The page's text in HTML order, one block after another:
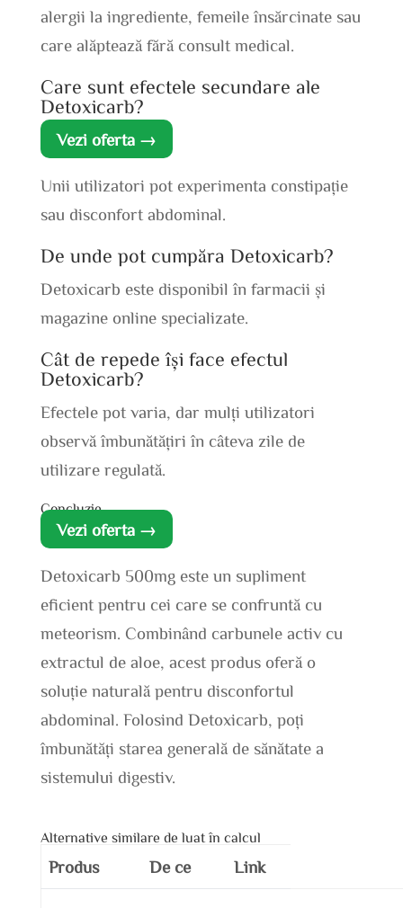
alergii la ingrediente, femeile însărcinate sau
care alăptează fără consult medical.
Care sunt efectele secundare ale
Detoxicarb?
Vezi oferta →
Unii utilizatori pot experimenta constipație
sau disconfort abdominal.
De unde pot cumpăra Detoxicarb?
Detoxicarb este disponibil în farmacii și
magazine online specializate.
Cât de repede își face efectul
Detoxicarb?
Efectele pot varia, dar mulți utilizatori
observă îmbunătățiri în câteva zile de
utilizare regulată.
Concluzie
Vezi oferta →
Detoxicarb 500mg este un supliment
eficient pentru cei care se confruntă cu
meteorism. Combinând carbunele activ cu
extractul de aloe, acest produs oferă o
soluție naturală pentru disconfortul
abdominal. Folosind Detoxicarb, poți
îmbunătăți starea generală de sănătate a
sistemului digestiv.
Alternative similare de luat în calcul
Produs De ce Link